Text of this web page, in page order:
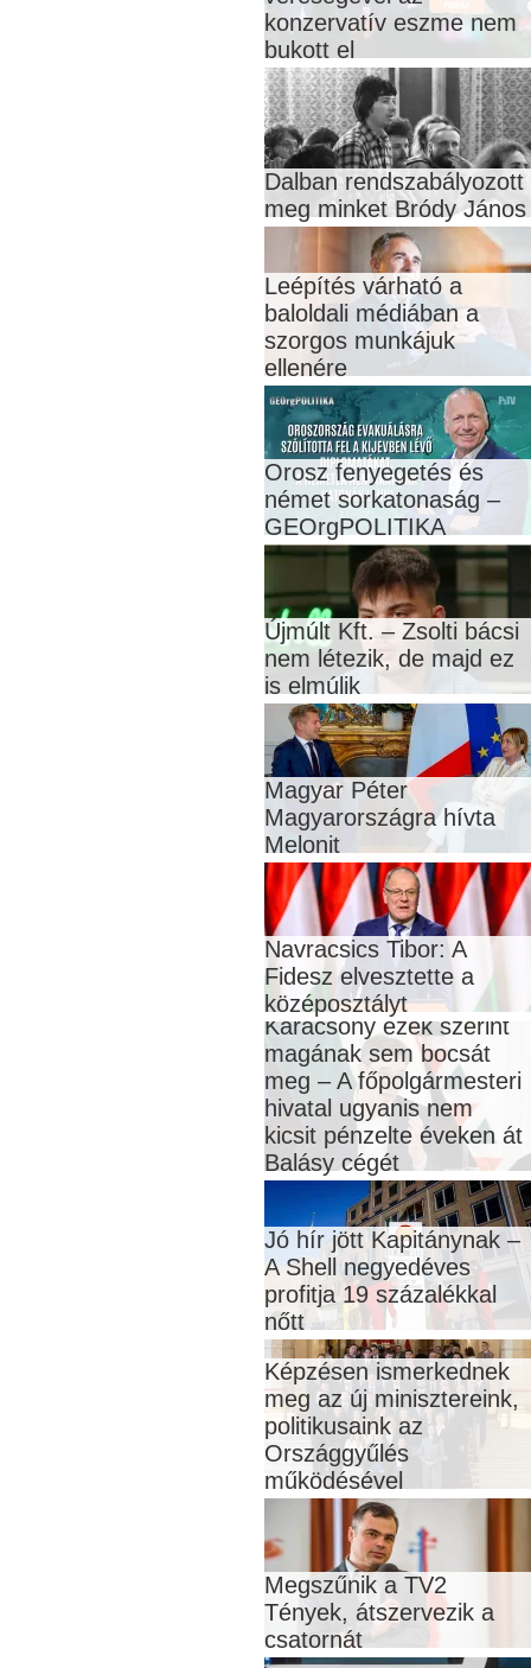
konzervatív eszme nem
bukott el
Dalban rendszabályozott
meg minket Bródy János
Leépítés várható a
baloldali médiában a
szorgos munkájuk
ellenére
Orosz fenyegetés és
német sorkatonaság –
GEOrgPOLITIKA
Újmúlt Kft. – Zsolti bácsi
nem létezik, de majd ez
is elmúlik
Magyar Péter
Magyarországra hívta
Melonit
Navracsics Tibor: A
Fidesz elvesztette a
középosztályt
Karácsony ezek szerint
magának sem bocsát
meg – A főpolgármesteri
hivatal ugyanis nem
kicsit pénzelte éveken át
Balásy cégét
Jó hír jött Kapitánynak –
A Shell negyedéves
profitja 19 százalékkal
nőtt
Képzésen ismerkednek
meg az új minisztereink,
politikusaink az
Országgyűlés
működésével
Megszűnik a TV2
Tények, átszervezik a
csatornát